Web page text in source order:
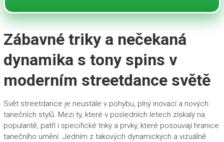
Zábavné triky a nečekaná
dynamika s tony spins v
moderním streetdance světě
Svět streetdance je neustále v pohybu, plný inovací a nových
tanečních stylů. Mezi ty, které v posledních letech získaly na
popularitě, patří i specifické triky a prvky, které posouvají hranice
tanečního umění. Jedním z takových dynamických a vizuálně